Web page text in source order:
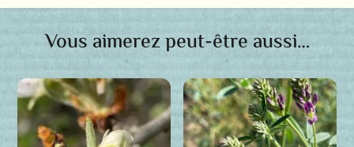
Vous aimerez peut-être aussi…